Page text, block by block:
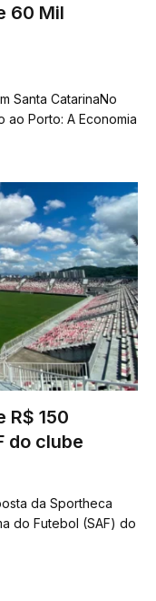
60 Mil
Santa CatarinaNo
ao Porto: A Economia
R$ 150
do clube
da Sportheca
do Futebol (SAF) do